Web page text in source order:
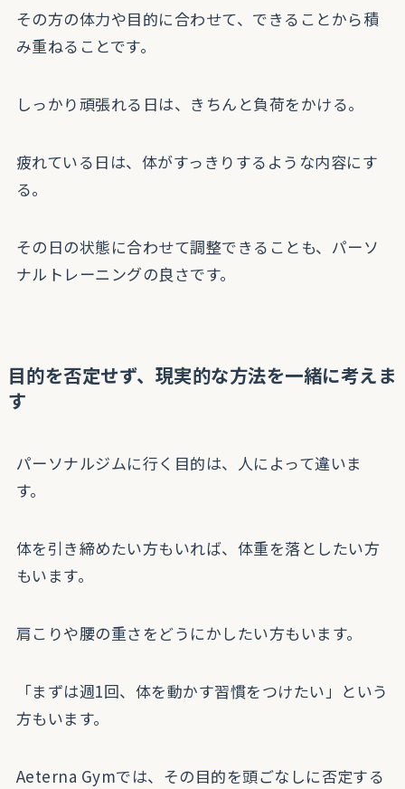
その方の体力や目的に合わせて、できることから積
み重ねることです。
しっかり頑張れる日は、きちんと負荷をかける。
疲れている日は、体がすっきりするような内容にす
る。
その日の状態に合わせて調整できることも、パーソ
ナルトレーニングの良さです。
目的を否定せず、現実的な方法を一緒に考えま
す
パーソナルジムに行く目的は、人によって違いま
す。
体を引き締めたい方もいれば、体重を落としたい方
もいます。
肩こりや腰の重さをどうにかしたい方もいます。
「まずは週1回、体を動かす習慣をつけたい」という
方もいます。
Aeterna Gymでは、その目的を頭ごなしに否定する